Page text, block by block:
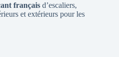
français d’escaliers,
et extérieurs pour les